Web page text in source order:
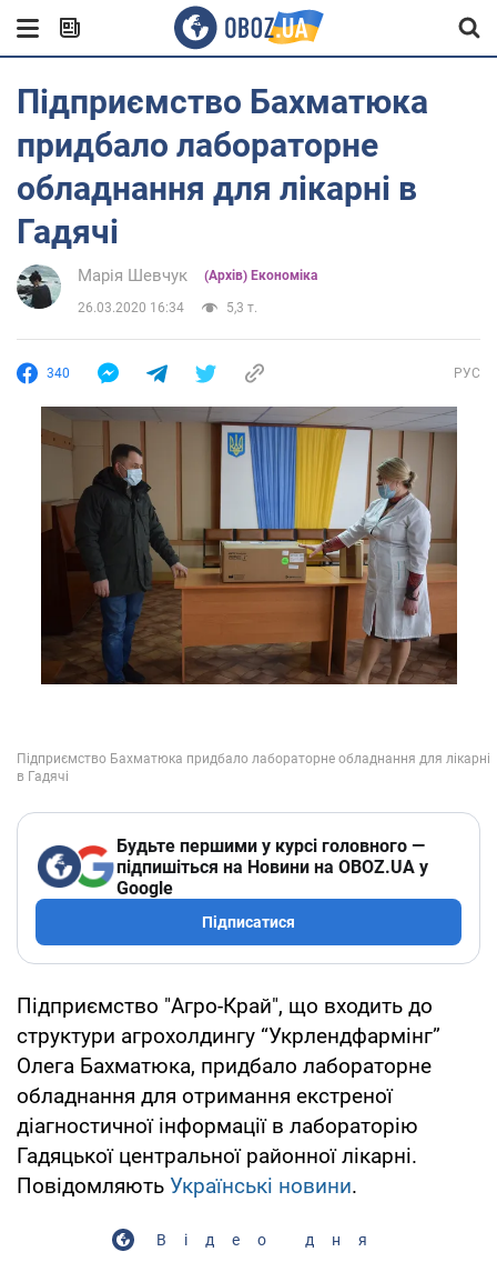
Підприємство Бахматюка
придбало лабораторне
обладнання для лікарні в
Гадячі
Марія Шевчук (Архів) Економіка
26.03.2020 16:34 5,3 т.
340 РУС
Будьте першими у курсі головного —
підпишіться на Новини на OBOZ.UA у
Google
Підписатися
Підприємство "Агро-Край", що входить до
структури агрохолдингу “Укрлендфармінг”
Олега Бахматюка, придбало лабораторне
обладнання для отримання екстреної
діагностичної інформації в лабораторію
Гадяцької центральної районної лікарні.
Повідомляють Українські новини.
Відео дня